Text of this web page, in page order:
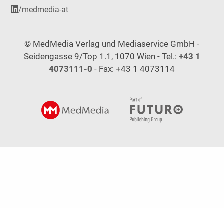
/medmedia-at
© MedMedia Verlag und Mediaservice GmbH -
Seidengasse 9/Top 1.1, 1070 Wien - Tel.: +43 1
4073111-0 - Fax: +43 1 4073114